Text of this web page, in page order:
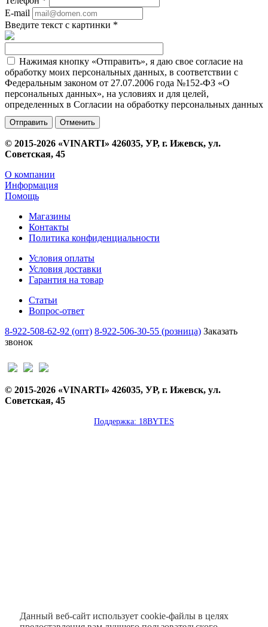
E-mail
Введите текст с картинки *
Нажимая кнопку «Отправить», я даю свое согласие на
обработку моих персональных данных, в соответствии с
Федеральным законом от 27.07.2006 года №152-ФЗ «О
персональных данных», на условиях и для целей,
определенных в Согласии на обработку персональных данных
Отменить
© 2015-2026 «VINARTI» 426035, УР, г. Ижевск, ул.
Советская, 45
О компании
Информация
Помощь
Магазины
Контакты
Политика конфиденциальности
Условия оплаты
Условия доставки
Гарантия на товар
Статьи
Вопрос-ответ
8-922-508-62-92 (опт) 8-922-506-30-55 (розница) Заказать
звонок
© 2015-2026 «VINARTI» 426035, УР, г. Ижевск, ул.
Советская, 45
Поддержка: 18BYTES
Данный веб-сайт использует cookie-файлы в целях